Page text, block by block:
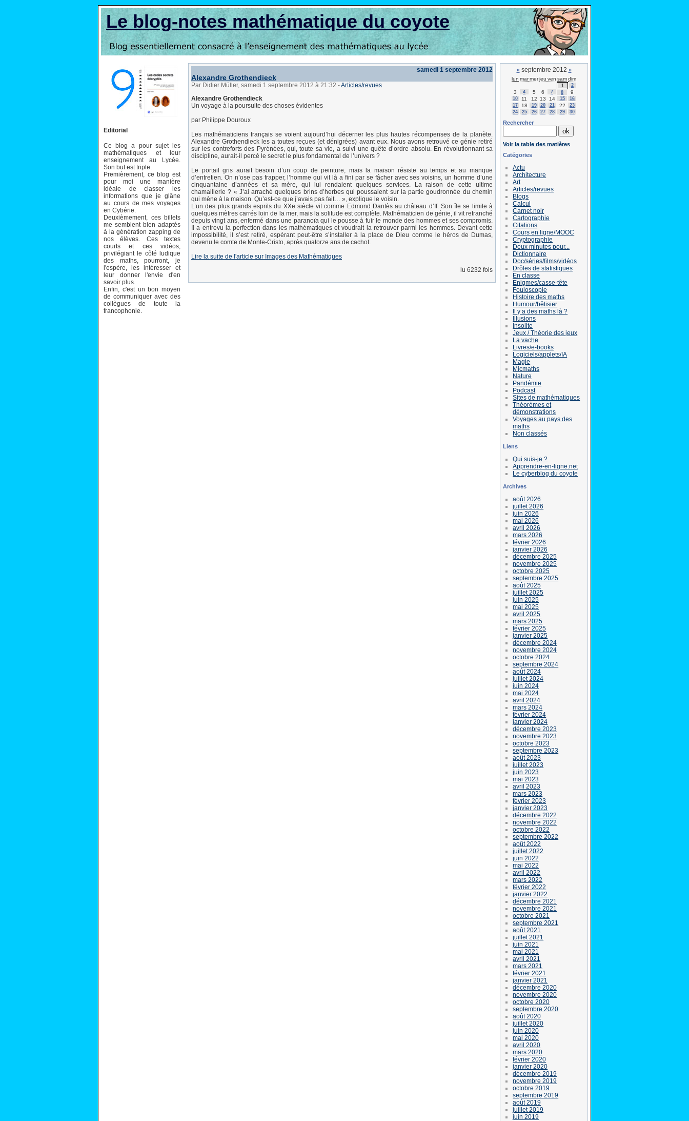
Le blog-notes mathématique du coyote
Editorial
Ce blog a pour sujet les
mathématiques et leur
enseignement au Lycée.
Son but est triple.
Premièrement, ce blog est
pour moi une manière
idéale de classer les
informations que je glâne
au cours de mes voyages
en Cybérie.
Deuxièmement, ces billets
me semblent bien adaptés
à la génération zapping de
nos élèves. Ces textes
courts et ces vidéos,
privilégiant le côté ludique
des maths, pourront, je
l'espère, les intéresser et
leur donner l'envie d'en
savoir plus.
Enfin, c'est un bon moyen
de communiquer avec des
collègues de toute la
francophonie.
samedi 1 septembre 2012
Alexandre Grothendieck
Par Didier Müller, samedi 1 septembre 2012 à 21:32 -Articles/revues
Alexandre Grothendieck
Un voyage à la poursuite des choses évidentes
par Philippe Douroux
Les mathématiciens français se voient aujourd’hui décerner les plus hautes récompenses de la planète.
Alexandre Grothendieck les a toutes reçues (et dénigrées) avant eux. Nous avons retrouvé ce génie retiré
sur les contreforts des Pyrénées, qui, toute sa vie, a suivi une quête d’ordre absolu. En révolutionnant sa
discipline, aurait-il percé le secret le plus fondamental de l’univers ?
Le portail gris aurait besoin d’un coup de peinture, mais la maison résiste au temps et au manque
d’entretien. On n’ose pas frapper, l’hom­me qui vit là a fini par se fâcher avec ses voisins, un homme d’une
cinquantaine d’années et sa mère, qui lui rendaient quelques services. La raison de cette ultime
chamaillerie ? « J’ai arraché quelques brins d’herbes qui poussaient sur la partie goudronnée du chemin
qui mène à la maison. Qu’est-ce que j’avais pas fait… », explique le voisin.
L’un des plus grands esprits du XXe siècle vit comme Edmond Dantès au château d’If. Son île se limite à
quelques mètres carrés loin de la mer, mais la solitude est complète. Mathématicien de génie, il vit retranché
depuis vingt ans, enfermé dans une paranoïa qui le pousse à fuir le monde des hommes et ses compromis.
Il a entrevu la perfection dans les mathématiques et voudrait la retrouver parmi les hommes. Devant cette
impossibilité, il s’est retiré, espérant peut-être s’installer à la place de Dieu comme le héros de Dumas,
devenu le comte de Monte-Cristo, après quatorze ans de cachot.
Lire la suite de l'article sur Images des Mathématiques
lu 6232 fois
«septembre 2012 »
lun marmerjeu ven samdim
1 2
3 4 5 6 7 8 9
10 11 12 13 14 15
16
17
18 19 20 21 22
23
24
25 26 27 28 29 30
Rechercher
Voir la table des matières
Catégories
Actu
Architecture
Art
Articles/revues
Blogs
Calcul
Carnet noir
Cartographie
Citations
Cours en ligne/MOOC
Cryptographie
Deux minutes pour...
Dictionnaire
Doc/séries/films/vidéos
Drôles de statistiques
En classe
Enigmes/casse-tête
Fouloscopie
Histoire des maths
Humour/bêtisier
Il y a des maths là ?
Illusions
Insolite
Jeux / Théorie des jeux
La vache
Livres/e-books
Logiciels/applets/IA
Magie
Micmaths
Nature
Pandémie
Podcast
Sites de mathématiques
Théorèmes et
démonstrations
Voyages au pays des
maths
Non classés
Liens
Qui suis-je ?
Apprendre-en-ligne.net
Le cyberblog du coyote
Archives
août 2026
juillet 2026
juin 2026
mai 2026
avril 2026
mars 2026
février 2026
janvier 2026
décembre 2025
novembre 2025
octobre 2025
septembre 2025
août 2025
juillet 2025
juin 2025
mai 2025
avril 2025
mars 2025
février 2025
janvier 2025
décembre 2024
novembre 2024
octobre 2024
septembre 2024
août 2024
juillet 2024
juin 2024
mai 2024
avril 2024
mars 2024
février 2024
janvier 2024
décembre 2023
novembre 2023
octobre 2023
septembre 2023
août 2023
juillet 2023
juin 2023
mai 2023
avril 2023
mars 2023
février 2023
janvier 2023
décembre 2022
novembre 2022
octobre 2022
septembre 2022
août 2022
juillet 2022
juin 2022
mai 2022
avril 2022
mars 2022
février 2022
janvier 2022
décembre 2021
novembre 2021
octobre 2021
septembre 2021
août 2021
juillet 2021
juin 2021
mai 2021
avril 2021
mars 2021
février 2021
janvier 2021
décembre 2020
novembre 2020
octobre 2020
septembre 2020
août 2020
juillet 2020
juin 2020
mai 2020
avril 2020
mars 2020
février 2020
janvier 2020
décembre 2019
novembre 2019
octobre 2019
septembre 2019
août 2019
juillet 2019
juin 2019